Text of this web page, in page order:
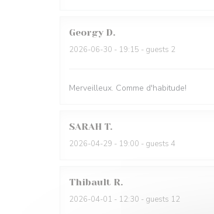
Georgy D
2026-06-30 - 19:15 - guests 2
Merveilleux. Comme d'habitude!
SARAH T
2026-04-29 - 19:00 - guests 4
Thibault R
2026-04-01 - 12:30 - guests 12